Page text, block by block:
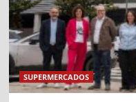
SUPERMERCADOS